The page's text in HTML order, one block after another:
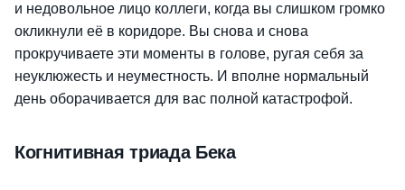
и недовольное лицо коллеги, когда вы слишком громко
окликнули её в коридоре. Вы снова и снова
прокручиваете эти моменты в голове, ругая себя за
неуклюжесть и неуместность. И вполне нормальный
день оборачивается для вас полной катастрофой.
Когнитивная триада Бека